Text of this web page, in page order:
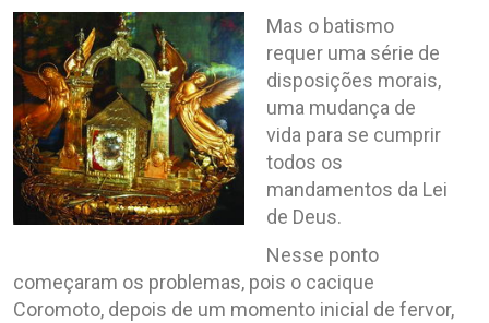
Mas o batismo
requer uma série de
disposições morais,
uma mudança de
vida para se cumprir
todos os
mandamentos da Lei
de Deus.
Nesse ponto
começaram os problemas, pois o cacique
Coromoto, depois de um momento inicial de fervor,